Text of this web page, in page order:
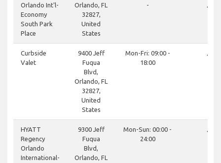
Orlando Int'l-
Economy
South Park
Place
Orlando, FL
32827,
United
States
- done
Curbside
Valet
9400 Jeff
Fuqua
Blvd,
Orlando, FL
32827,
United
States
Mon-Fri: 09:00 -
18:00
done
HYATT
Regency
Orlando
International-
9300 Jeff
Fuqua
Blvd,
Orlando, FL
Mon-Sun: 00:00 -
24:00
done